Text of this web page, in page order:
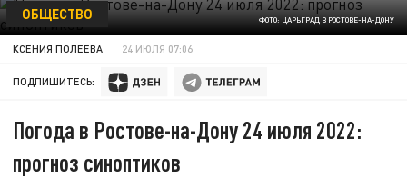
ФОТО: ЦАРЬГРАД В РОСТОВЕ-НА-ДОНУ
ОБЩЕСТВО
КСЕНИЯ ПОЛЕЕВА 24 ИЮЛЯ 07:06
ПОДПИШИТЕСЬ:
Погода в Ростове-на-Дону 24 июля 2022:
прогноз синоптиков